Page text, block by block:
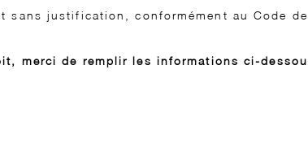
sans justification, conformément au Code
merci de remplir les informations ci-